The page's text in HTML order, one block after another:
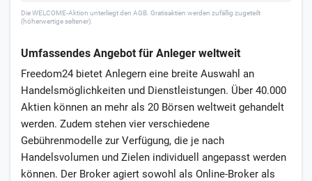
Die WELCOME-Aktion unterliegt den AGB. Gratisaktien werden zufällig zugeteilt
(höherwertige seltener).
Umfassendes Angebot für Anleger weltweit
Freedom24 bietet Anlegern eine breite Auswahl an
Handelsmöglichkeiten und Dienstleistungen. Über 40.000
Aktien können an mehr als 20 Börsen weltweit gehandelt
werden. Zudem stehen vier verschiedene
Gebührenmodelle zur Verfügung, die je nach
Handelsvolumen und Zielen individuell angepasst werden
können. Der Broker agiert sowohl als Online-Broker als